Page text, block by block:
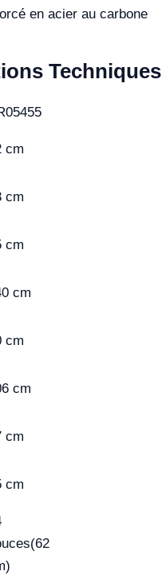
en acier au carbone
Techniques
cm
cm
cm
cm
cm
cm
cm
cm